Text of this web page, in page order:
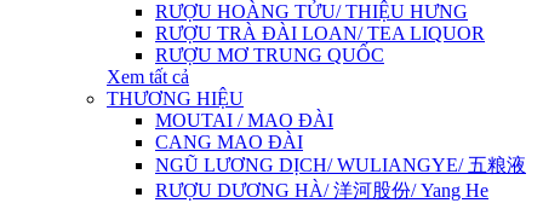
RƯỢU HOÀNG TỬU/ THIỆU HƯNG
RƯỢU TRÀ ĐÀI LOAN/ TEA LIQUOR
RƯỢU MƠ TRUNG QUỐC
Xem tất cả
THƯƠNG HIỆU
MOUTAI / MAO ĐÀI
CANG MAO ĐÀI
NGŨ LƯƠNG DỊCH/ WULIANGYE/ 五粮液
RƯỢU DƯƠNG HÀ/ 洋河股份/ Yang He